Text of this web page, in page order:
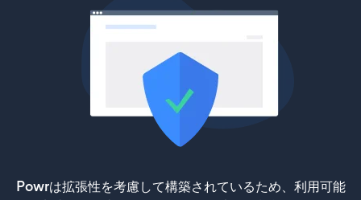
Powrは拡張性を考慮して構築されているため、利用可能